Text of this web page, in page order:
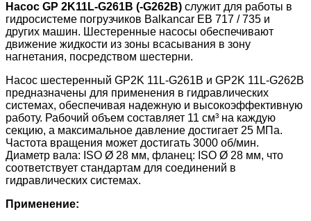
Насос GP 2K11L-G261B (-G262B) служит для работы в
гидросистеме погрузчиков Balkancar ЕВ 717 / 735 и
других машин. Шестеренные насосы обеспечивают
движение жидкости из зоны всасывания в зону
нагнетания, посредством шестерни.
Насос шестеренный GP2K 11L-G261B и GP2K 11L-G262B
предназначены для применения в гидравлических
системах, обеспечивая надежную и высокоэффективную
работу. Рабочий объем составляет 11 см³ на каждую
секцию, а максимальное давление достигает 25 МПа.
Частота вращения может достигать 3000 об/мин.
Диаметр вала: ISO Ø 28 мм, фланец: ISO Ø 28 мм, что
соответствует стандартам для соединений в
гидравлических системах.
Применение: